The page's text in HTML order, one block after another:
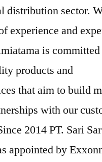
distribution sector.
experience and
is
products and
that aim to build
with our
2014 PT. Sari
appointed by